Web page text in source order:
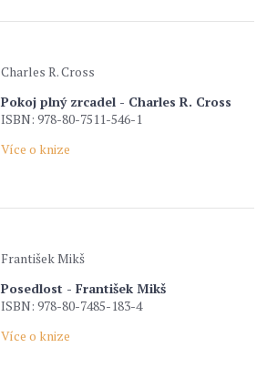
Charles R. Cross
Pokoj plný zrcadel - Charles R. Cross
ISBN: 978-80-7511-546-1
Více o knize
František Mikš
Posedlost - František Mikš
ISBN: 978-80-7485-183-4
Více o knize